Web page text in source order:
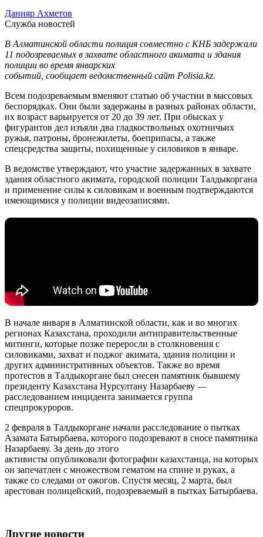
Данияр Ахметов
Служба новостей
В Алматинской области полиция совместно с КНБ задержали
11 подозреваемых в захвате областного акимата и здания
полиции во время январских
событий, сообщает ведомственный сайт Polisia.kz.
Всем подозреваемым вменяют статью об участии в массовых
беспорядках. Они были задержаны в разных районах области,
их возраст варьируется от 20 до 39 лет. При обысках у
фигурантов дел изъяли два гладкоствольных охотничьих
ружья, патроны, бронежилеты, боеприпасы, а также
спецсредства защиты, похищенные у силовиков в январе.
В ведомстве утверждают, что участие задержанных в захвате
здания областного акимата, городской полиции Талдыкоргана
и применение силы к силовикам и военным подтверждаются
имеющимися у полиции видеозаписями.
В начале января в Алматинской области, как и во многих
регионах Казахстана, проходили антиправительственные
митинги, которые позже переросли в столкновения с
силовиками, захват и поджог акимата, здания полиции и
других административных объектов. Также во время
протестов в Талдыкоргане был снесен памятник бывшему
президенту Казахстана Нурсултану Назарбаеву —
расследованием инцидента занимается группа
спецпрокуроров.
2 февраля в Талдыкоргане начали расследование о пытках
Азамата Батырбаева, которого подозревают в сносе памятника
Назарбаеву. За день до этого
активисты опубликовали фотографии казахстанца, на которых
он запечатлен с множеством гематом на спине и руках, а
также со следами от ожогов. Спустя месяц, 2 марта, был
арестован полицейский, подозреваемый в пытках Батырбаева.
Другие новости